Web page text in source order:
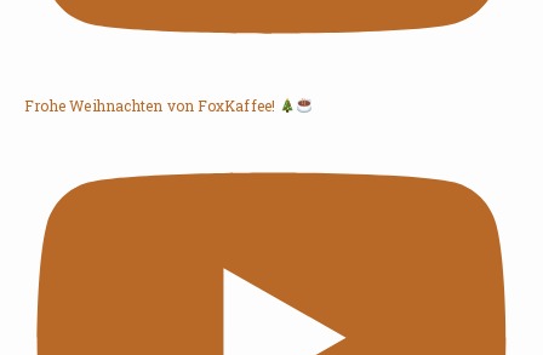
Frohe Weihnachten von FoxKaffee!